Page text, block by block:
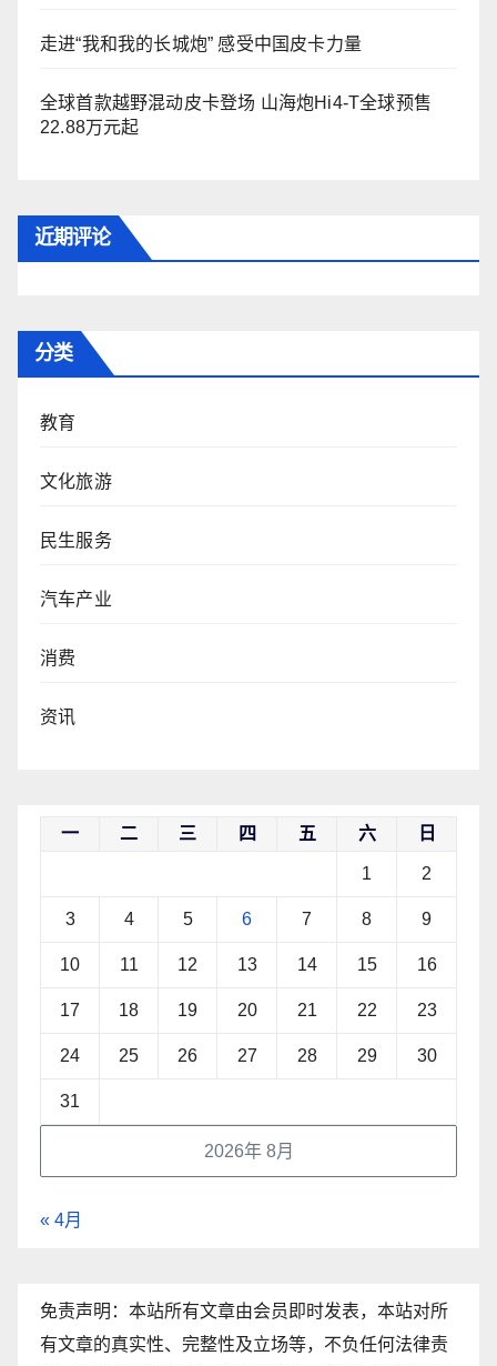
走进“我和我的长城炮” 感受中国皮卡力量
全球首款越野混动皮卡登场 山海炮Hi4-T全球预售
22.88万元起
近期评论
分类
教育
文化旅游
民生服务
汽车产业
消费
资讯
2026年 8月
一 二 三 四 五 六 日
1 2
3 4 5 6 7 8 9
10 11 12 13 14 15 16
17 18 19 20 21 22 23
24 25 26 27 28 29 30
31
« 4月
免责声明：本站所有文章由会员即时发表，本站对所
有文章的真实性、完整性及立场等，不负任何法律责